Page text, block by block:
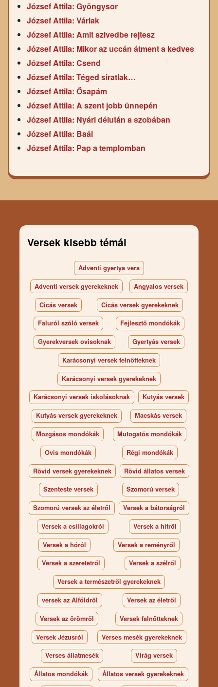
József Attila: Gyöngysor
József Attila: Várlak
József Attila: Amit szivedbe rejtesz
József Attila: Mikor az uccán átment a kedves
József Attila: Csend
József Attila: Téged siratlak…
József Attila: Ősapám
József Attila: A szent jobb ünnepén
József Attila: Nyári délután a szobában
József Attila: Baál
József Attila: Pap a templomban
Versek kisebb témái
Adventi gyertya vers
Adventi versek gyerekeknek Angyalos versek
Cicás versek Cicás versek gyerekeknek
Faluról szóló versek Fejlesztő mondókák
Gyerekversek ovisoknak Gyertyás versek
Karácsonyi versek felnőtteknek
Karácsonyi versek gyerekeknek
Karácsonyi versek iskolásoknak Kutyás versek
Kutyás versek gyerekeknek Macskás versek
Mozgásos mondókák Mutogatós mondókák
Ovis mondókák Régi mondókák
Rövid versek gyerekeknek Rövid állatos versek
Szenteste versek Szomorú versek
Szomorú versek az életről Versek a bátorságról
Versek a csillagokról Versek a hitről
Versek a hóról Versek a reményről
Versek a szeretetről Versek a szélről
Versek a természetről gyerekeknek
versek az Alföldről Versek az életről
Versek az örömről Versek felnőtteknek
Versek Jézusról Verses mesék gyerekeknek
Verses állatmesék Virág versek
Állatos mondókák Állatos versek gyerekeknek